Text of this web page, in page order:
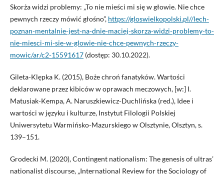
Skorża widzi problemy: „To nie mieści mi się w głowie. Nie chce
pewnych rzeczy mówić głośno”, https://gloswielkopolski.pl//lech-
poznan-mentalnie-jest-na-dnie-maciej-skorza-widzi-problemy-to-
nie-miesci-mi-sie-w-glowie-nie-chce-pewnych-rzeczy-
mowic/ar/c2-15591617(dostęp: 30.10.2022).
Gileta-Klępka K. (2015), Boże chroń fanatyków. Wartości
deklarowane przez kibiców w oprawach meczowych, [w:] I.
Matusiak-Kempa, A. Naruszkiewicz-Duchlińska (red.), Idee i
wartości w języku i kulturze, Instytut Filologii Polskiej
Uniwersytetu Warmińsko-Mazurskiego w Olsztynie, Olsztyn, s.
139–151.
Grodecki M. (2020), Contingent nationalism: The genesis of ultras’
nationalist discourse, „International Review for the Sociology of